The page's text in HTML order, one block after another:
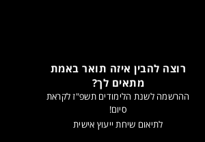
רוצה להבין איזה תואר באמת
מתאים לך?
ההרשמה לשנת הלימודים תשפ"ז לקראת
סיום!
לתיאום שיחת ייעוץ אישית